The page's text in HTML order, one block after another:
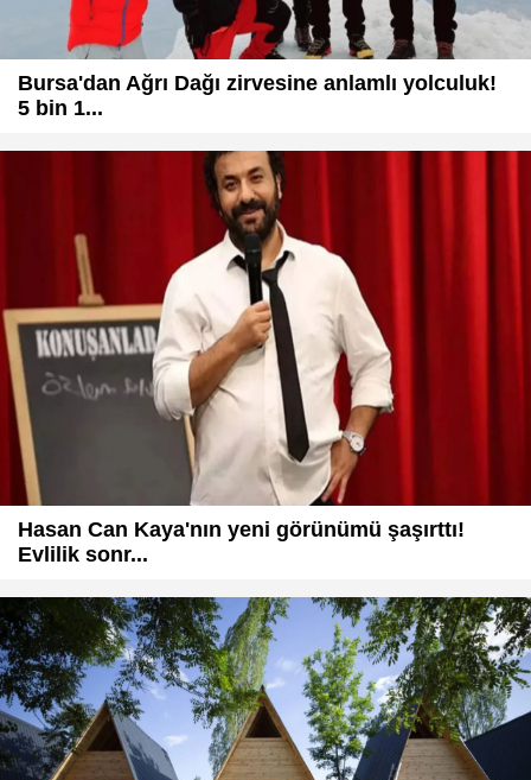
Bursa'dan Ağrı Dağı zirvesine anlamlı yolculuk!
5 bin 1...
Hasan Can Kaya'nın yeni görünümü şaşırttı!
Evlilik sonr...